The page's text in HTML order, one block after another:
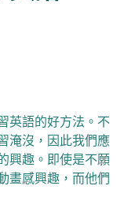
英語的好方法。不
淹沒，因此我們應
興趣。即使是不願
畫感興趣，而他們